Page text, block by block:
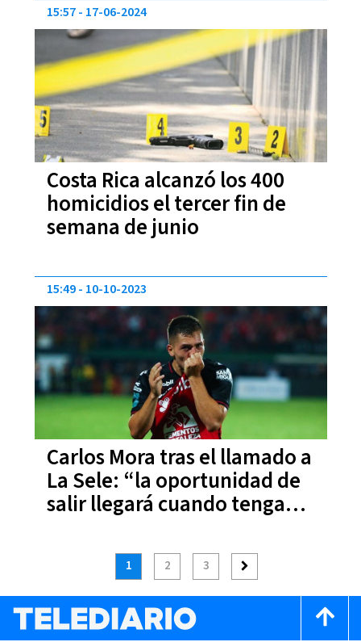
Costa Rica alcanzó los 400
homicidios el tercer fin de
semana de junio
15:57 17-06-2024
Carlos Mora tras el llamado a
La Sele: “la oportunidad de
salir llegará cuando tenga
15:49 10-10-2023
1 2 3